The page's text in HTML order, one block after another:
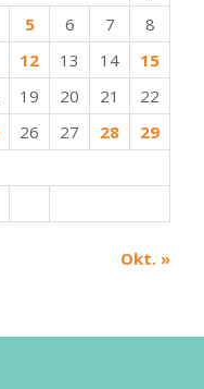
Okt. »
5 6 7
8
12 13 14
15
19 20 21
22
26 27 28
29